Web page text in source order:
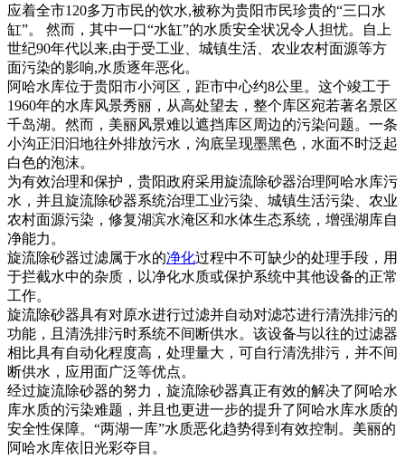
应着全市120多万市民的饮水,被称为贵阳市民珍贵的“三口水
缸”。 然而，其中一口“水缸”的水质安全状况令人担忧。自上
世纪90年代以来,由于受工业、城镇生活、农业农村面源等方
面污染的影响,水质逐年恶化。
阿哈水库位于贵阳市小河区，距市中心约8公里。这个竣工于
1960年的水库风景秀丽，从高处望去，整个库区宛若著名景区
千岛湖。然而，美丽风景难以遮挡库区周边的污染问题。一条
小沟正汩汩地往外排放污水，沟底呈现墨黑色，水面不时泛起
白色的泡沫。
为有效治理和保护，贵阳政府采用旋流除砂器治理阿哈水库污
水，并且旋流除砂器系统治理工业污染、城镇生活污染、农业
农村面源污染，修复湖滨水淹区和水体生态系统，增强湖库自
净能力。
旋流除砂器过滤属于水的净化过程中不可缺少的处理手段，用
于拦截水中的杂质，以净化水质或保护系统中其他设备的正常
工作。
旋流除砂器具有对原水进行过滤并自动对滤芯进行清洗排污的
功能，且清洗排污时系统不间断供水。该设备与以往的过滤器
相比具有自动化程度高，处理量大，可自行清洗排污，并不间
断供水，应用面广泛等优点。
经过旋流除砂器的努力，旋流除砂器真正有效的解决了阿哈水
库水质的污染难题，并且也更进一步的提升了阿哈水库水质的
安全性保障。“两湖一库”水质恶化趋势得到有效控制。美丽的
阿哈水库依旧光彩夺目。